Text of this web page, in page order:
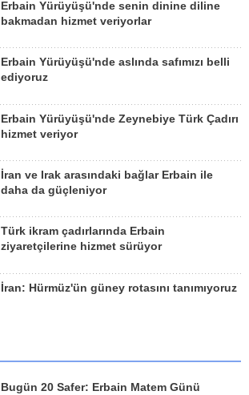
Erbain Yürüyüşü'nde senin dinine diline
bakmadan hizmet veriyorlar
Erbain Yürüyüşü'nde aslında safımızı belli
ediyoruz
Erbain Yürüyüşü'nde Zeynebiye Türk Çadırı
hizmet veriyor
İran ve Irak arasındaki bağlar Erbain ile
daha da güçleniyor
Türk ikram çadırlarında Erbain
ziyaretçilerine hizmet sürüyor
İran: Hürmüz'ün güney rotasını tanımıyoruz
Bugün 20 Safer: Erbain Matem Günü